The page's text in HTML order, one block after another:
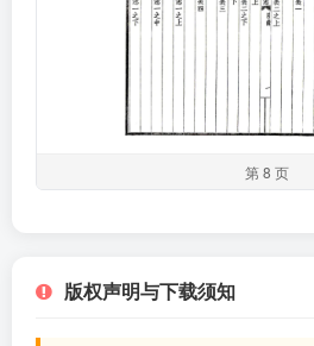
第 8 页
版权声明与下载须知